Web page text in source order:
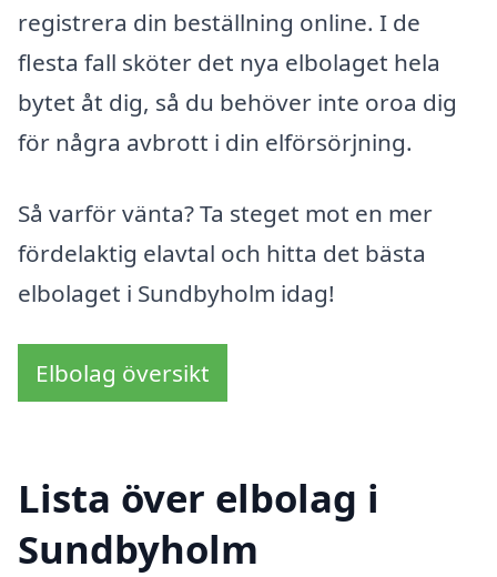
registrera din beställning online. I de
flesta fall sköter det nya elbolaget hela
bytet åt dig, så du behöver inte oroa dig
för några avbrott i din elförsörjning.
Så varför vänta? Ta steget mot en mer
fördelaktig elavtal och hitta det bästa
elbolaget i Sundbyholm idag!
Elbolag översikt
Lista över elbolag i
Sundbyholm